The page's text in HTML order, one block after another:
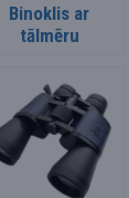
Binoklis ar
tālmēru